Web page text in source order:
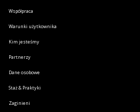
Współpraca
Warunki użytkownika
Kim jesteśmy
Partnerzy
Dane osobowe
Staż & Praktyki
Zaginieni